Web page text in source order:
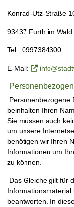
Konrad-Utz-Straße
93437 Furth im Wald
Tel.: 0997384300
E-Mail:
Personenbezogene
beinhalten Ihren
Sie müssen auch
um unsere
benötigen wir Ihren
Informationen um
zu können.
Das Gleiche gilt für
Informationsmaterial
beantworten. In